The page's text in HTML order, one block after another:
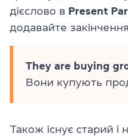
дієслово в Present
додавайте закінчення
They are buying
Вони купують
Також існує старий і